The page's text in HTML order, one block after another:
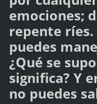
emociones;
repente ríes.
puedes
¿Qué se
significa? Y
no puedes